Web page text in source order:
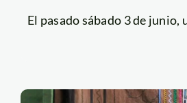
El pasado sábado 3 de